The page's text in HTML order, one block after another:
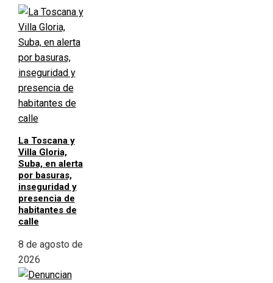
La Toscana y
Villa Gloria,
Suba, en alerta
por basuras,
inseguridad y
presencia de
habitantes de
calle
8 de agosto de
2026